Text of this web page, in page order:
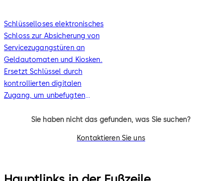
Schlüsselloses elektronisches
Schloss zur Absicherung von
Servicezugangstüren an
Geldautomaten und Kiosken.
Ersetzt Schlüssel durch
kontrollierten digitalen
Zugang, um unbefugten
Zutritte nachvollziehbar zu
Sie haben nicht das gefunden, was Sie suchen?
Kontaktieren Sie uns